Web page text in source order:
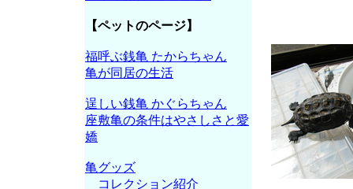
【ペットのページ】
福呼ぶ銭亀 たからちゃん
亀が同居の生活
逞しい銭亀 かぐらちゃん
座敷亀の条件はやさしさと愛
嬌
亀グッズ
コレクション紹介